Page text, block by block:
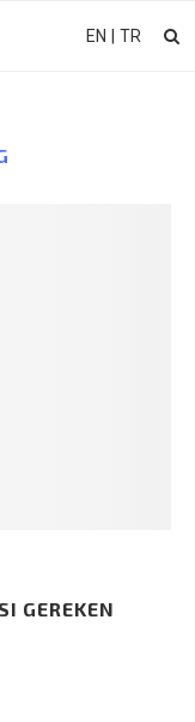
EN TR
GEREKEN